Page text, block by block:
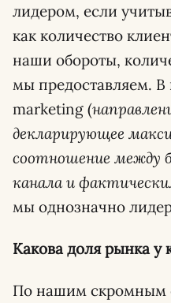
лидером, если
как количество
наши обороты,
мы предоставляем.
marketing (
декларирующее
соотношение между
канала и
мы однозначно
Какова доля рынка у
По нашим скромным